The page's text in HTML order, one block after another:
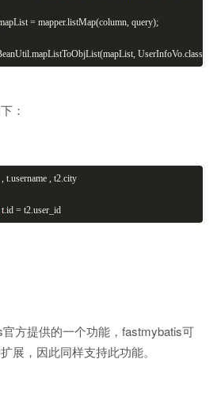
= mapper.listMap(column, query);
UserInfoVo.class);
：
t.username , t2.city
= t2.user_id
方提供的一个功能，fastmybatis可
展，因此同样支持此功能。